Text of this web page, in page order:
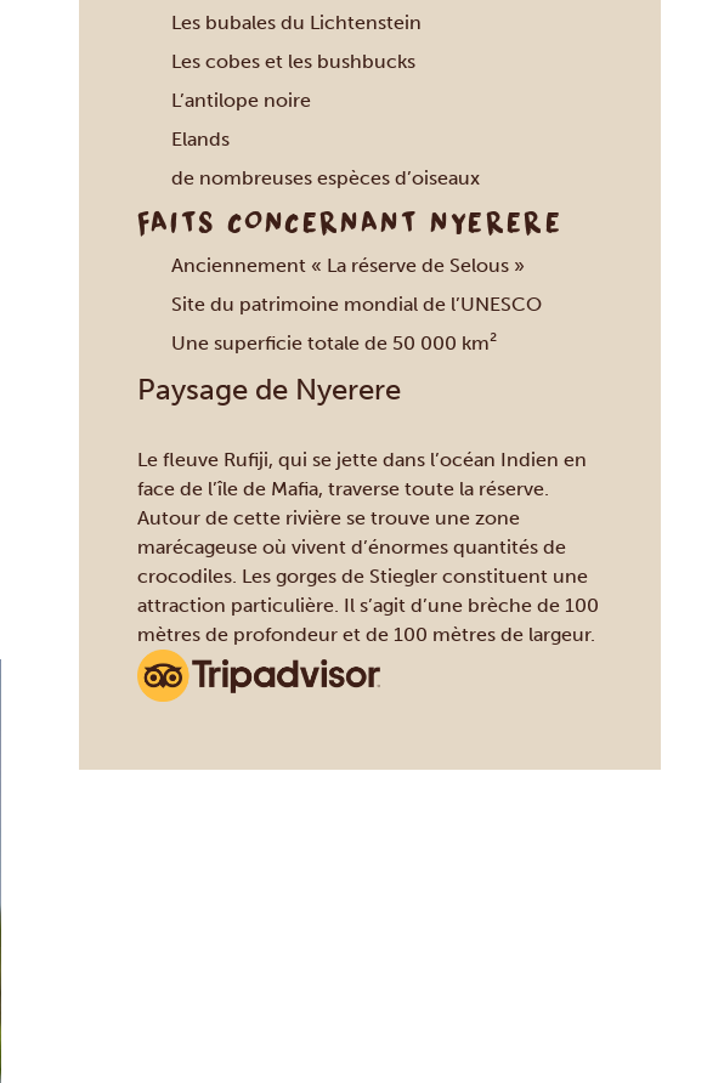
Les bubales du Lichtenstein
Les cobes et les bushbucks
L’antilope noire
Elands
de nombreuses espèces d’oiseaux
FAITS CONCERNANT NYERERE
Anciennement « La réserve de Selous »
Site du patrimoine mondial de l’UNESCO
Une superficie totale de 50 000 km²
Paysage de Nyerere
Le fleuve Rufiji, qui se jette dans l’océan Indien en
face de l’île de Mafia, traverse toute la réserve.
Autour de cette rivière se trouve une zone
marécageuse où vivent d’énormes quantités de
crocodiles. Les gorges de Stiegler constituent une
attraction particulière. Il s’agit d’une brèche de 100
mètres de profondeur et de 100 mètres de largeur.